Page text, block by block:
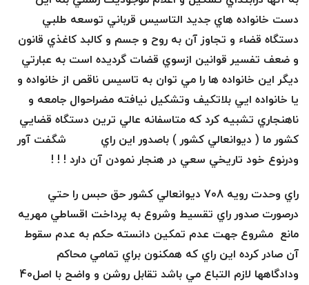
دست خانواده هاي جديد التاسيس قرباني توسعه طلبي
دستگاه قضاء و تجاوز آن به روح و جسم و كالبد كاغذي قانون
و ضعف تفسير قوانين ازسوي قضات گرديده است به عبارتي
ديگر اين خانواده ها را مي توان به تاسيس ناقص از خانواده و
يا خانواده ايي بلاتكيف وتشكيل نيافته مضراحوال جامعه و
ناهنجاري تشبيه كرد كه متاسفانه عالي ترين دستگاه قضايي
كشور ما ( ديوانعالي كشور ) باصدور اين راي شگفت آور
ودرنوع خود تاريخي سعي در هنجار نمودن آن دارد ! ! !
راي وحدت رويه 708 ديوانعالي كشور حق حبس را حتي
درصورت صدور راي تقسيط وشروع به پرداخت اقساطي مهريه
مانع مشروع جهت عدم تمكين دانسته حكم به عدم سقوط
آن صادر كرده اين راي كه همكنون براي تمامي محاكم